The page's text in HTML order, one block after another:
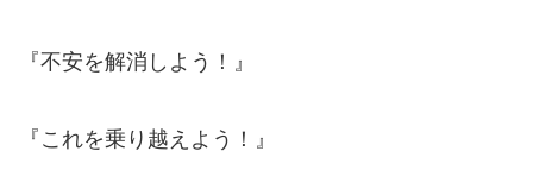
『不安を解消しよう！』
『これを乗り越えよう！』